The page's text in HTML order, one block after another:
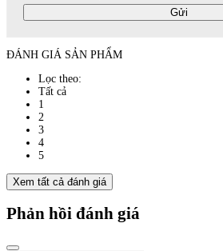
Gửi
ĐÁNH GIÁ SẢN PHẨM
Lọc theo:
Tất cả
1
2
3
4
5
Xem tất cả đánh giá
Phản hồi đánh giá